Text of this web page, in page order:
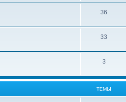
36
33
3
ТЕМЫ